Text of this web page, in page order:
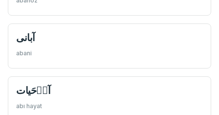
آبانى
abani
آبٖ‌حَیات
abı hayat